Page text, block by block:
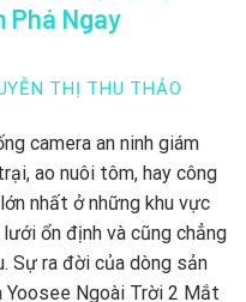
Phá Ngay
THỊ THU THẢO
camera an ninh giám
ao nuôi tôm, hay công
nhất ở những khu vực
ổn định và cũng chẳng
Sự ra đời của dòng sản
Yoosee Ngoài Trời 2 Mắt